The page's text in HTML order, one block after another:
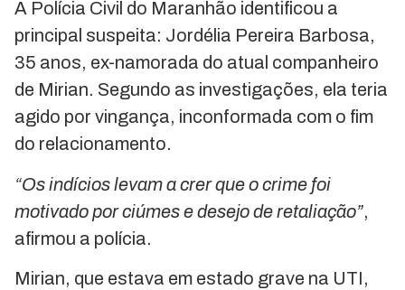
A Polícia Civil do Maranhão identificou a
principal suspeita: Jordélia Pereira Barbosa,
35 anos, ex-namorada do atual companheiro
de Mirian. Segundo as investigações, ela teria
agido por vingança, inconformada com o fim
do relacionamento.
“Os indícios levam a crer que o crime foi
motivado por ciúmes e desejo de retaliação”,
afirmou a polícia.
Mirian, que estava em estado grave na UTI,